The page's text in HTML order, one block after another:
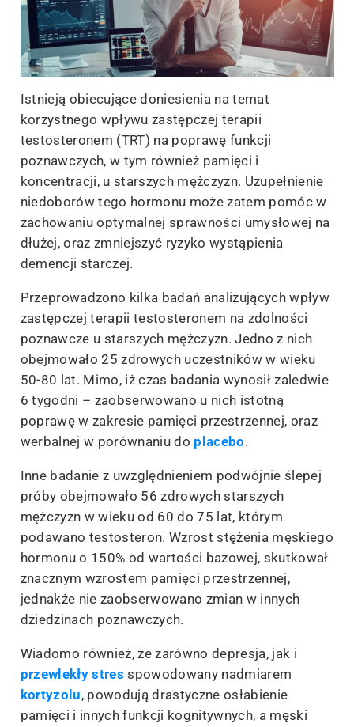
Istnieją obiecujące doniesienia na temat
korzystnego wpływu zastępczej terapii
testosteronem (TRT) na poprawę funkcji
poznawczych, w tym również pamięci i
koncentracji, u starszych mężczyzn. Uzupełnienie
niedoborów tego hormonu może zatem pomóc w
zachowaniu optymalnej sprawności umysłowej na
dłużej, oraz zmniejszyć ryzyko wystąpienia
demencji starczej.
Przeprowadzono kilka badań analizujących wpływ
zastępczej terapii testosteronem na zdolności
poznawcze u starszych mężczyzn. Jedno z nich
obejmowało 25 zdrowych uczestników w wieku
50-80 lat. Mimo, iż czas badania wynosił zaledwie
6 tygodni – zaobserwowano u nich istotną
poprawę w zakresie pamięci przestrzennej, oraz
werbalnej w porównaniu do placebo.
Inne badanie z uwzględnieniem podwójnie ślepej
próby obejmowało 56 zdrowych starszych
mężczyzn w wieku od 60 do 75 lat, którym
podawano testosteron. Wzrost stężenia męskiego
hormonu o 150% od wartości bazowej, skutkował
znacznym wzrostem pamięci przestrzennej,
jednakże nie zaobserwowano zmian w innych
dziedzinach poznawczych.
Wiadomo również, że zarówno depresja, jak i
przewlekły stres spowodowany nadmiarem
kortyzolu, powodują drastyczne osłabienie
pamięci i innych funkcji kognitywnych, a męski